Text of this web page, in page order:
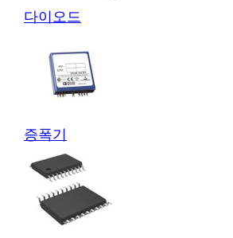
다이오드
증폭기